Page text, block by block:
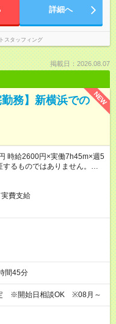
詳細へ
スタッフィング
掲載日：2026.08.07
NEW
勤務】新横浜での
時給2600円×実働7h45m×週5
るものではありません。※給
件有）
費支給
間45分
定 ※開始日相談OK ※08月～